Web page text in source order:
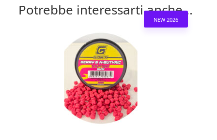
Potrebbe interessarti anche...
NEW 2026